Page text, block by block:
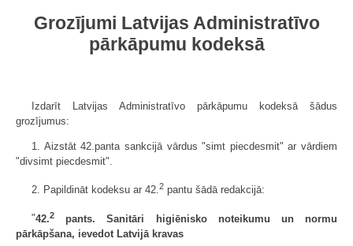
Grozījumi Latvijas Administratīvo
pārkāpumu kodeksā
Izdarīt Latvijas Administratīvo pārkāpumu kodeksā šādus
grozījumus:
1. Aizstāt 42.panta sankcijā vārdus "simt piecdesmit" ar vārdiem
"divsimt piecdesmit".
2. Papildināt kodeksu ar 42.2 pantu šādā redakcijā:
"42.2
pants. Sanitāri higiēnisko noteikumu un normu
pārkāpšana, ievedot Latvijā kravas